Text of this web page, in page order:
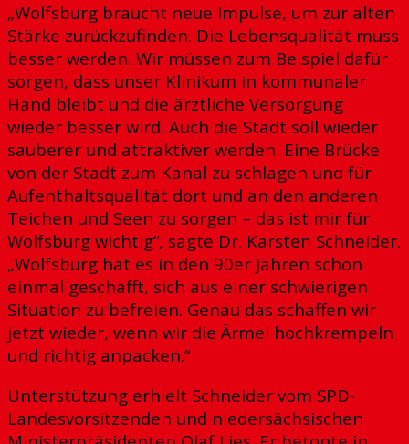
„Wolfsburg braucht neue Impulse, um zur alten
Stärke zurückzufinden. Die Lebensqualität muss
besser werden. Wir müssen zum Beispiel dafür
sorgen, dass unser Klinikum in kommunaler
Hand bleibt und die ärztliche Versorgung
wieder besser wird. Auch die Stadt soll wieder
sauberer und attraktiver werden. Eine Brücke
von der Stadt zum Kanal zu schlagen und für
Aufenthaltsqualität dort und an den anderen
Teichen und Seen zu sorgen – das ist mir für
Wolfsburg wichtig“, sagte Dr. Karsten Schneider.
„Wolfsburg hat es in den 90er Jahren schon
einmal geschafft, sich aus einer schwierigen
Situation zu befreien. Genau das schaffen wir
jetzt wieder, wenn wir die Ärmel hochkrempeln
und richtig anpacken.“
Unterstützung erhielt Schneider vom SPD-
Landesvorsitzenden und niedersächsischen